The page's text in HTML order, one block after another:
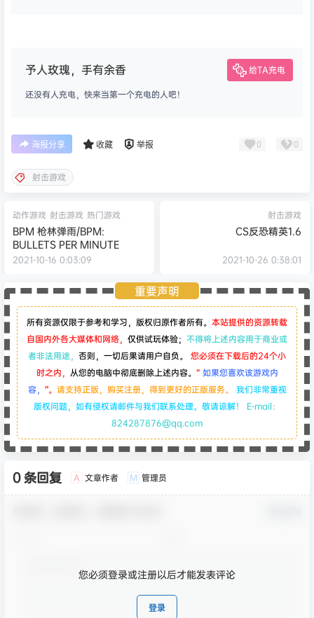
予人玫瑰，手有余香 给TA充电
还没有人充电，快来当第一个充电的人吧！
海报分享 收藏 举报 0 0
射击游戏
动作游戏 射击游戏 热门游戏
BPM 枪林弹雨/BPM:
BULLETS PER MINUTE
2021-10-16 0:03:09
射击游戏
CS反恐精英1.6
2021-10-26 0:38:01
重要声明
所有资源仅限于参考和学习，版权归原作者所有。 本站提供的资源转载
自国内外各大媒体和网络， 仅供试玩体验； 不得将上述内容用于商业或
者非法用途， 否则，一切后果请用户自负。
您必须在下载后的24个小
时之内， 从您的电脑中彻底删除上述内容。 “如果您喜欢该游戏内
容， ”。 请支持正版，购买注册，得到更好的正版服务。 我们非常重视
版权问题，如有侵权请邮件与我们联系处理。敬请谅解！ E-mail：
824287876@qq.com
0 条回复 A 文章作者 M 管理员
您必须登录或注册以后才能发表评论
登录